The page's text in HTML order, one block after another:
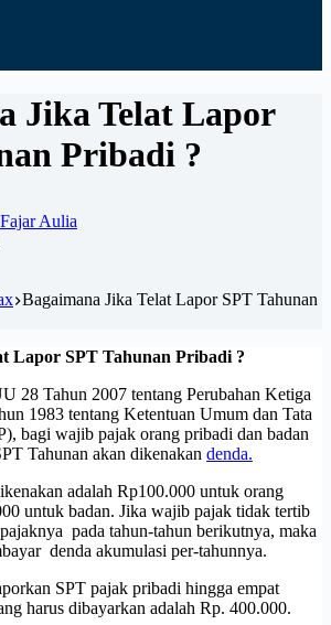
Jika Telat Lapor
Pribadi ?
Aulia
Bagaimana Jika Telat Lapor SPT Tahunan
Lapor SPT Tahunan Pribadi ?
28 Tahun 2007 tentang Perubahan Ketiga
1983 tentang Ketentuan Umum dan Tata
bagi wajib pajak orang pribadi dan badan
Tahunan akan dikenakan denda.
adalah Rp100.000 untuk orang
untuk badan. Jika wajib pajak tidak tertib
pada tahun-tahun berikutnya, maka
denda akumulasi per-tahunnya.
SPT pajak pribadi hingga empat
harus dibayarkan adalah Rp. 400.000.